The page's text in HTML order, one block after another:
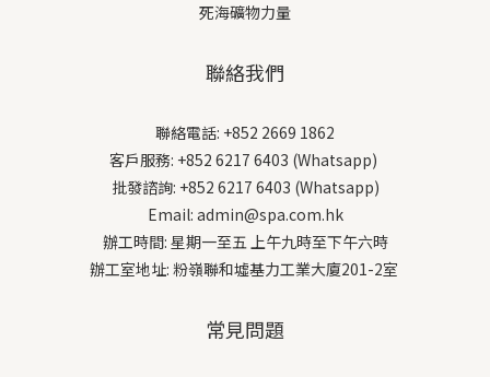
死海礦物力量
聯絡我們
聯絡電話: +852 2669 1862
客戶服務: +852 6217 6403 (Whatsapp)
批發諮詢: +852 6217 6403 (Whatsapp)
Email: admin@spa.com.hk
辦工時間: 星期一至五 上午九時至下午六時
辦工室地址: 粉嶺聯和墟基力工業大廈201-2室
常見問題